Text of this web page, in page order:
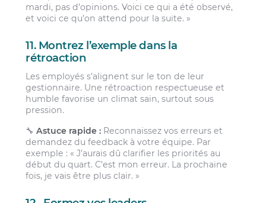
mardi, pas d’opinions. Voici ce qui a été observé,
et voici ce qu’on attend pour la suite. »
11. Montrez l’exemple dans la
rétroaction
Les employés s’alignent sur le ton de leur
gestionnaire. Une rétroaction respectueuse et
humble favorise un climat sain, surtout sous
pression.
🔧 Astuce rapide : Reconnaissez vos erreurs et
demandez du feedback à votre équipe. Par
exemple : « J’aurais dû clarifier les priorités au
début du quart. C’est mon erreur. La prochaine
fois, je vais être plus clair. »